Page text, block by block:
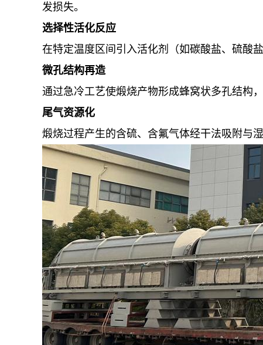
发损失。
选择性活化反应
在特定温度区间引入活化剂（如碳酸盐、硫酸
微孔结构再造
通过急冷工艺使煅烧产物形成蜂窝状多孔结构
尾气资源化
煅烧过程产生的含硫、含氟气体经干法吸附与